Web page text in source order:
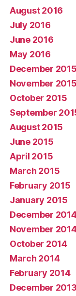
August 2016
July 2016
June 2016
May 2016
December 2015
November 2015
October 2015
September
August 2015
June 2015
April 2015
March 2015
February 2015
January 2015
December
November
October 2014
March 2014
February 2014
December 2013